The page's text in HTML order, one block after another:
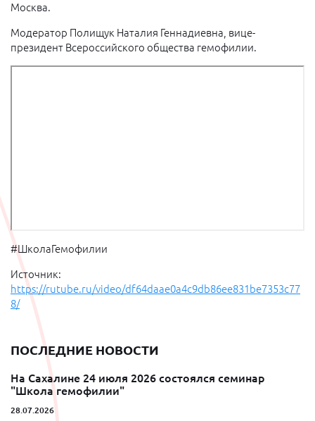
Москва.
Модератор Полищук Наталия Геннадиевна, вице-
президент Всероссийского общества гемофилии.
#ШколаГемофилии
Источник:
https://rutube.ru/video/df64daae0a4c9db86ee831be7353c77
8/
ПОСЛЕДНИЕ НОВОСТИ
На Сахалине 24 июля 2026 состоялся семинар
"Школа гемофилии"
28.07.2026